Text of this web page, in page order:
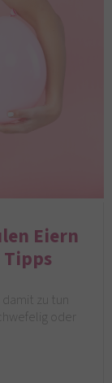
Eiern
zu tun
oder